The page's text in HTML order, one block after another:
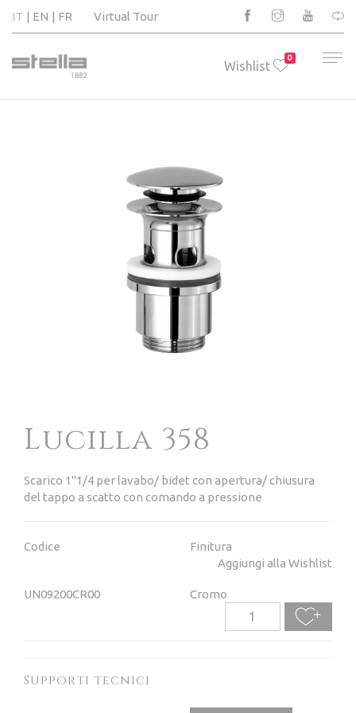
IT EN FR Virtual Tour
Wishlist
0
Lucilla 358
Scarico 1"1/4 per lavabo/ bidet con apertura/ chiusura
del tappo a scatto con comando a pressione
Codice
Finitura
Aggiungi alla Wishlist
UN09200CR00 Cromo
Supporti tecnici